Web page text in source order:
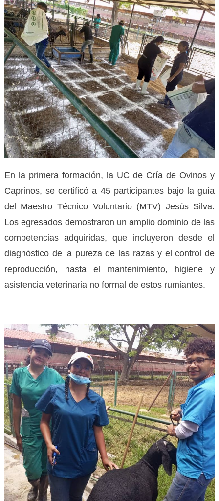
En la primera formación, la UC de Cría de Ovinos y
Caprinos, se certificó a 45 participantes bajo la guía
del Maestro Técnico Voluntario (MTV) Jesús Silva.
Los egresados demostraron un amplio dominio de las
competencias adquiridas, que incluyeron desde el
diagnóstico de la pureza de las razas y el control de
reproducción, hasta el mantenimiento, higiene y
asistencia veterinaria no formal de estos rumiantes.